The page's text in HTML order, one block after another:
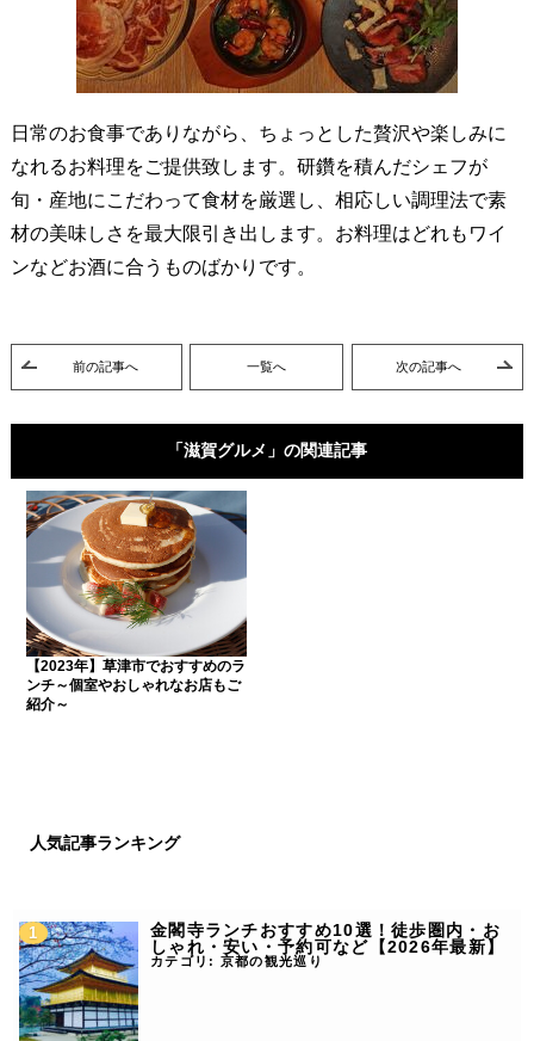
日常のお食事でありながら、ちょっとした贅沢や楽しみに
なれるお料理をご提供致します。研鑽を積んだシェフが
旬・産地にこだわって食材を厳選し、相応しい調理法で素
材の美味しさを最大限引き出します。お料理はどれもワイ
ンなどお酒に合うものばかりです。
前の記事へ 一覧へ 次の記事へ
「滋賀グルメ」の関連記事
【2023年】草津市でおすすめのラ
ンチ～個室やおしゃれなお店もご
紹介～
人気記事ランキング
金閣寺ランチおすすめ10選！徒歩圏内・お
しゃれ・安い・予約可など【2026年最新】
カテゴリ: 京都の観光巡り